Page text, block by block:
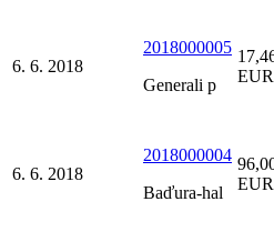
6. 6. 2018
2018000005
Generali p
EUR
6. 6. 2018
2018000004
Baďura-hal
EUR